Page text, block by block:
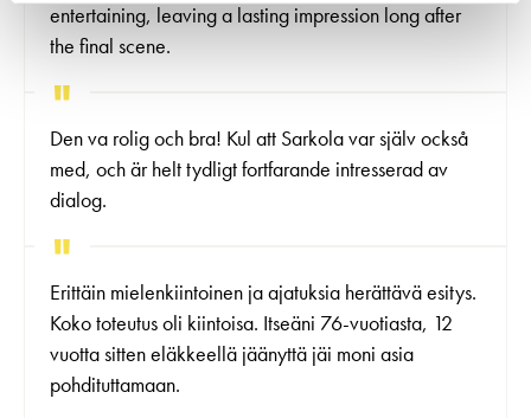
entertaining, leaving a lasting impression long after
the final scene.
Den va rolig och bra! Kul att Sarkola var själv också
med, och är helt tydligt fortfarande intresserad av
dialog.
Erittäin mielenkiintoinen ja ajatuksia herättävä esitys.
Koko toteutus oli kiintoisa. Itseäni 76-vuotiasta, 12
vuotta sitten eläkkeellä jäänyttä jäi moni asia
pohdituttamaan.